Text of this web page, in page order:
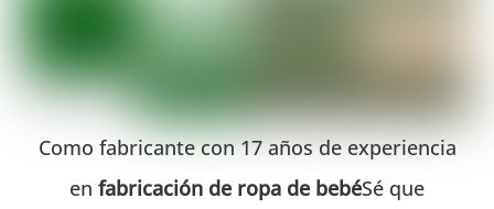
Como fabricante con 17 años de experiencia
en fabricación de ropa de bebéSé que